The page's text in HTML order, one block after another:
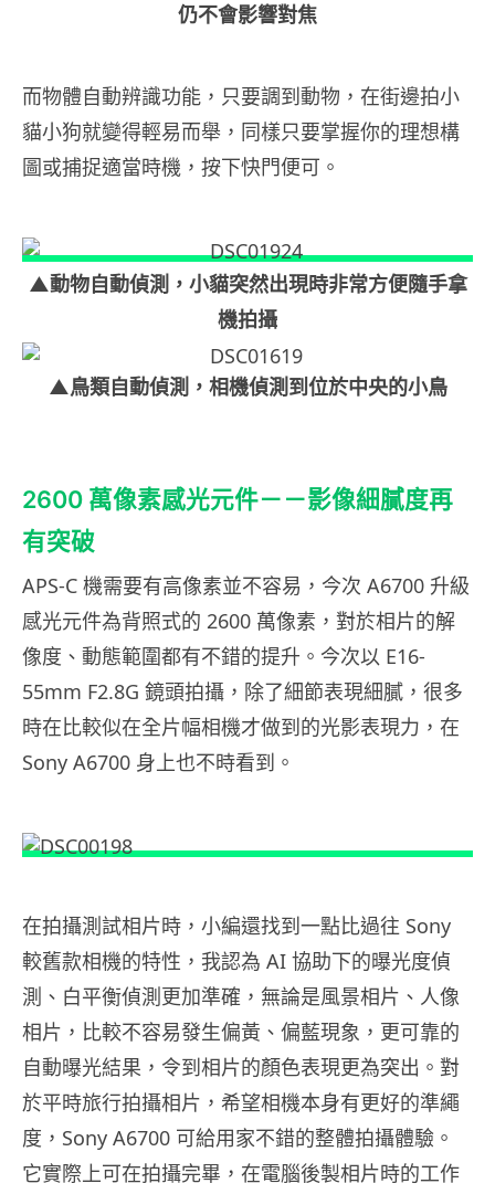
仍不會影響對焦
而物體自動辨識功能，只要調到動物，在街邊拍小
貓小狗就變得輕易而舉，同樣只要掌握你的理想構
圖或捕捉適當時機，按下快門便可。
▲動物自動偵測，小貓突然出現時非常方便隨手拿
機拍攝
▲鳥類自動偵測，相機偵測到位於中央的小鳥
2600 萬像素感光元件－－影像細膩度再
有突破
APS-C 機需要有高像素並不容易，今次 A6700 升級
感光元件為背照式的 2600 萬像素，對於相片的解
像度、動態範圍都有不錯的提升。今次以 E16-
55mm F2.8G 鏡頭拍攝，除了細節表現細膩，很多
時在比較似在全片幅相機才做到的光影表現力，在
Sony A6700 身上也不時看到。
在拍攝測試相片時，小編還找到一點比過往 Sony
較舊款相機的特性，我認為 AI 協助下的曝光度偵
測、白平衡偵測更加準確，無論是風景相片、人像
相片，比較不容易發生偏黃、偏藍現象，更可靠的
自動曝光結果，令到相片的顏色表現更為突出。對
於平時旅行拍攝相片，希望相機本身有更好的準繩
度，Sony A6700 可給用家不錯的整體拍攝體驗。
它實際上可在拍攝完畢，在電腦後製相片時的工作